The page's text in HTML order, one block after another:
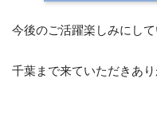
今後のご活躍楽しみにして
千葉まで来ていただきあり